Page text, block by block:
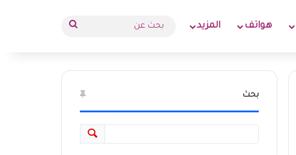
هواتف المزيد بحث
بحث